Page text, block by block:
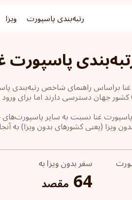
رتبه‌بندی پاسپورت ویزا
پاسپورت
سفر بدون ویزا به
64 مقصد